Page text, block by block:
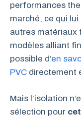
performances
marché, ce qui
autres matériaux
modèles alliant
possible d’en
PVC directement
Mais l’isolation
sélection pour